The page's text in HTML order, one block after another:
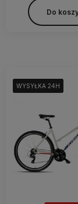
Do
WYSYŁKA 24H
WYSYŁKA 24H
WYSYŁKA 24H
WYSYŁKA 24H